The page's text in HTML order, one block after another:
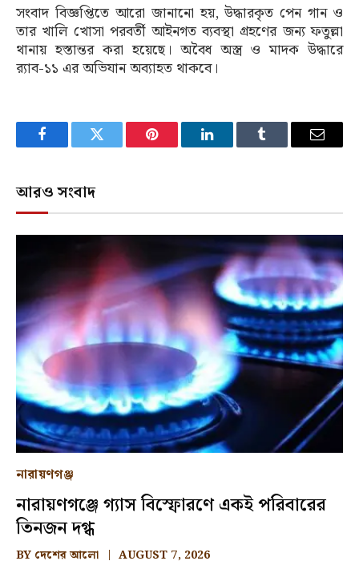
সংবাদ বিজ্ঞপ্তিতে আরো জানানো হয়, উদ্ধারকৃত পেন গান ও
তার খালি খোসা পরবর্তী আইনগত ব্যবস্থা গ্রহণের জন্য ফতুল্লা
থানায় হস্তান্তর করা হয়েছে। অবৈধ অস্ত্র ও মাদক উদ্ধারে
র‌্যাব-১১ এর অভিযান অব্যাহত থাকবে।
FacebookTwitter Pinterest LinkedInTumblr Email
আরও সংবাদ
নারায়ণগঞ্জ
নারায়ণগঞ্জে গ্যাস বিস্ফোরণে একই পরিবারের
তিনজন দগ্ধ
BY দেশের আলো AUGUST 7, 2026